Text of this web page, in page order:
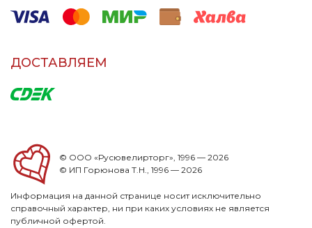
ДОСТАВЛЯЕМ
© ООО «Русювелирторг», 1996 — 2026
© ИП Горюнова Т.Н., 1996 — 2026
Информация на данной странице носит исключительно
справочный характер, ни при каких условиях не является
публичной офертой.